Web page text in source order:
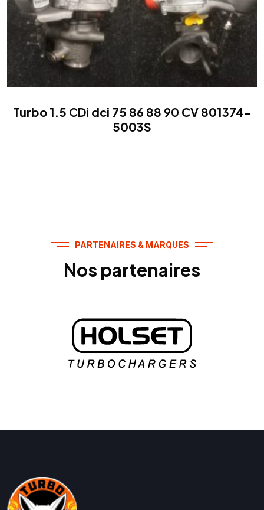
Turbo 1.5 CDi dci 75 86 88 90 CV 801374-
5003S
PARTENAIRES & MARQUES
Nos partenaires